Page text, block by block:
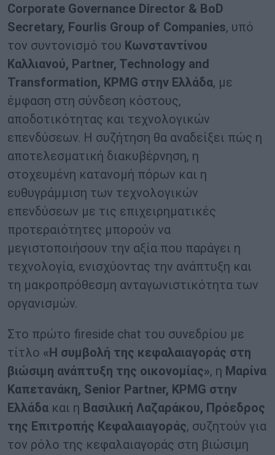
Corporate Governance Director & BoD
Secretary, Fourlis Group of Companies, υπό
τον συντονισμό του Κωνσταντίνου
Καλλιανού, Partner, Technology and
Transformation, KPMG στην Ελλάδα, με
έμφαση στη σύνδεση κόστους,
αποδοτικότητας και τεχνολογικών
επενδύσεων. Η συζήτηση θα αναδείξει πώς η
αποτελεσματική διακυβέρνηση, η
στοχευμένη κατανομή πόρων και η
ευθυγράμμιση των τεχνολογικών
επενδύσεων με τις επιχειρηματικές
προτεραιότητες μπορούν να
μεγιστοποιήσουν την αξία που παράγει η
τεχνολογία, ενισχύοντας την ανάπτυξη και
τη μακροπρόθεσμη ανταγωνιστικότητα των
οργανισμών.
Στο πρώτο fireside chat του συνεδρίου με
τίτλο «Η συμβολή της κεφαλαιαγοράς στη
βιώσιμη ανάπτυξη της οικονομίας», η Μαρίνα
Καπετανάκη, Senior Partner, KPMG στην
Ελλάδα και η Βασιλική Λαζαράκου, Πρόεδρος
της Επιτροπής Κεφαλαιαγοράς, συζητούν για
τον ρόλο της κεφαλαιαγοράς στη βιώσιμη